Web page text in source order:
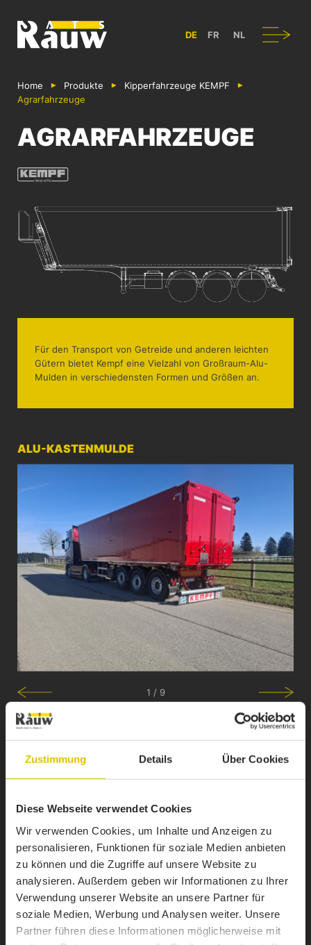
Zustimmung Details Über Cookies
Diese Webseite verwendet Cookies
Wir verwenden Cookies, um Inhalte und Anzeigen zu
personalisieren, Funktionen für soziale Medien anbieten
zu können und die Zugriffe auf unsere Website zu
analysieren. Außerdem geben wir Informationen zu Ihrer
Verwendung unserer Website an unsere Partner für
soziale Medien, Werbung und Analysen weiter. Unsere
Partner führen diese Informationen möglicherweise mit
ATS RAUW - BAU & GESTALTUNG VON NUTZFAHRZEUGEN IN
DE FR NL
Navigation
Home Produkte
Kipper­fahrzeuge KEMPF
Agrarfahrzeuge
AGRARFAHRZEUGE
Für den Transport von Getreide und anderen leichten
Gütern bietet Kempf eine Vielzahl von Großraum-Alu-
Mulden in verschiedensten Formen und Größen an.
ALU-KASTENMULDE
1 / 9
ALU-RUNDMULDE